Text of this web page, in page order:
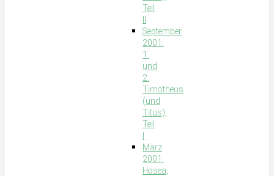
Teil
September
2001:
1.
und
2.
Timotheus
(und
Titus),
Teil
März
2001:
Hosea,